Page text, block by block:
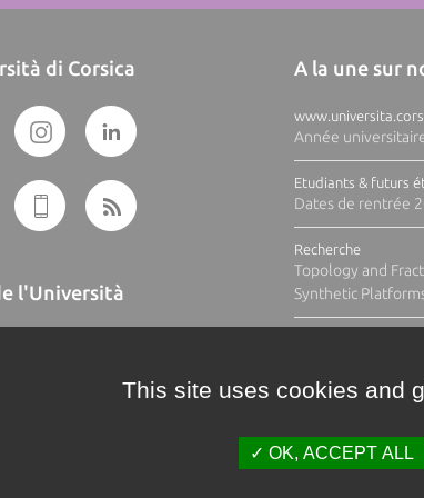
di Corsica
l'Università
A la une sur
Année
Etudiants & futurs
Dates de rentrée
Recherche
Topology and
Synthetic
This site uses cookies and
OK, ACCEPT ALL